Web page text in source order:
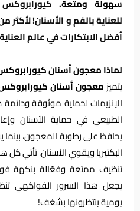
سهولة ومتعة.
أفضل الابتكارات في عالم
لماذا معجون أسنان
يتميزمعجون أسنان
الإنزيمات لحماية موثوقة
الطبيعي في حماية الأسنان
يحافظ على رطوبة المعجون، بينما
البكتيريا ويقوي الأسنان. تأتي
تنظيف ممتعة وفعّالة بنكهة
يجعل هذا السرور الفواكهي
يومية ينتظرونها بشغف!